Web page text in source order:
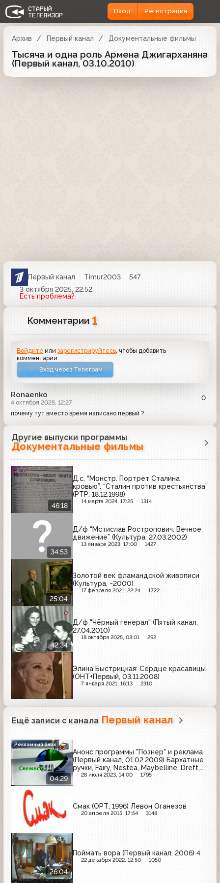
Вход Регистрация
Архив Первый канал Документальные фильмы
Тысяча и одна роль Армена Джигарханяна
(Первый канал, 03.10.2010)
Первый канал Timur2003
547
3 октября 2025, 22:52
Есть проблема?
Комментарии 1
Войдите илизарегистрируйтесь , чтобы добавить
комментарий
Вход через Телеграм
Ronaenko
4 октября 2025, 12:27
0
почему тут вместо время написано первый ?
Другие выпуски программы
Документальные фильмы
46:18
Д.с. “Монстр. Портрет Сталина
кровью”. “Сталин против крестьянства”
(РТР, 18.12.1998)
14 марта 2024, 17:25 1314
34:53
Д/ф “Мстислав Ростропович. Вечное
движение” (Культура, 27.03.2002)
13 января 2023, 17:00 1427
25:04
Золотой век фламандской живописи
(Культура, ~2000)
17 февраля 2021, 22:24 1722
42:34
Д/ф "Чёрный генерал" (Пятый канал,
27.04.2010)
18 октября 2025, 03:01 292
Элина Быстрицкая: Сердце красавицы
(ОНТ+Первый, 03.11.2008)
7 января 2021, 16:13 2310
Ещё записи с канала Первый канал
04:29
Анонс программы "Познер" и реклама
(Первый канал, 01.02.2009) Бархатные
ручки, Fairy, Nestea, Maybelline, Dreft,
Parodontax, Bref, Garnier, Pampers
28 июля 2023, 14:00 1795
Рекламный блок
Смак (ОРТ, 1996) Левон Оганезов
20 апреля 2015, 17:54 3148
26:04
Поймать вора (Первый канал, 2006) 4
22 декабря 2022, 12:50 1050